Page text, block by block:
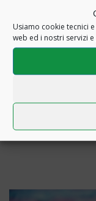
Usiamo cookie tecnici
web ed i nostri servizi
,
10 benefici
10 benefici degli